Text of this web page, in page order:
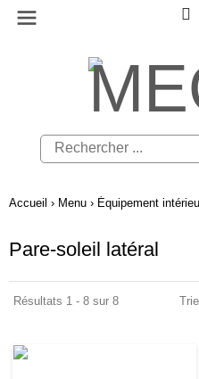
Accueil › Menu › Équipement
Pare-soleil latéral
Résultats 1 - 8 sur 8